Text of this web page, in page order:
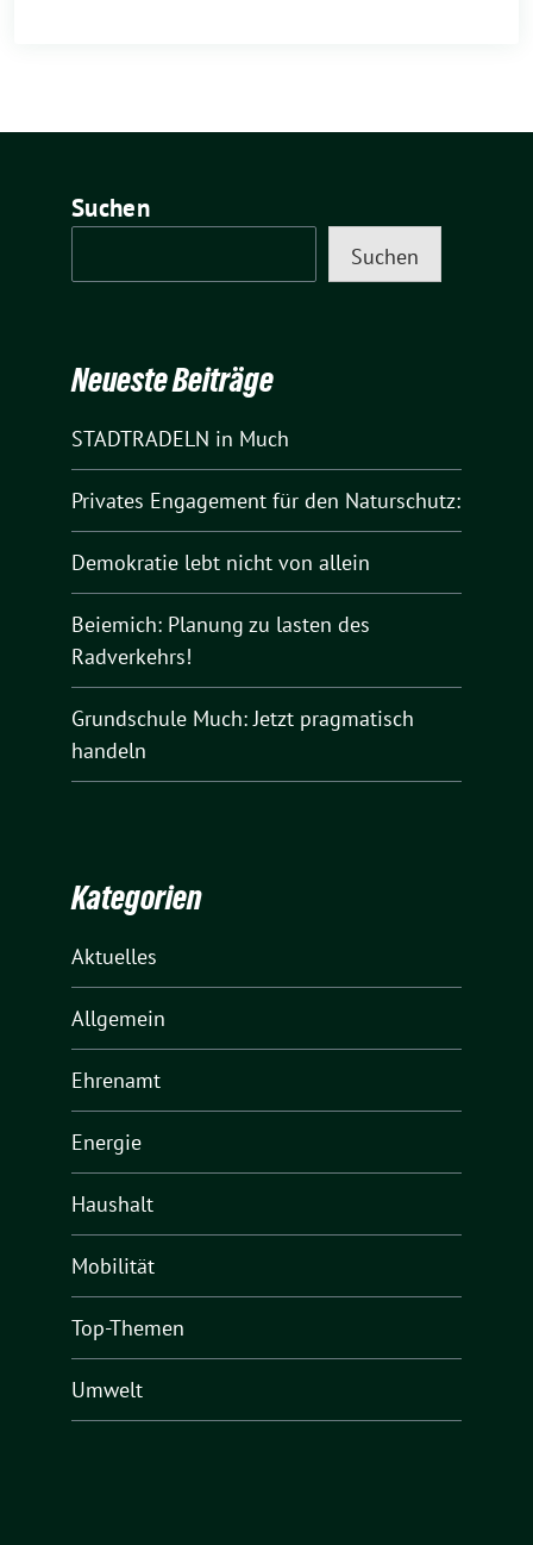
Suchen
Suchen
Neueste Beiträge
STADTRADELN in Much
Privates Engagement für den Naturschutz:
Demokratie lebt nicht von allein
Beiemich: Planung zu lasten des
Radverkehrs!
Grundschule Much: Jetzt pragmatisch
handeln
Kategorien
Aktuelles
Allgemein
Ehrenamt
Energie
Haushalt
Mobilität
Top-Themen
Umwelt